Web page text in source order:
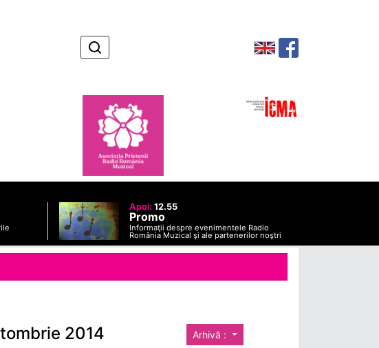
Apoi: 12.55
Promo
Informaţii despre evenimentele Radio
România Muzical şi ale partenerilor noştri
Arhivă :
2014